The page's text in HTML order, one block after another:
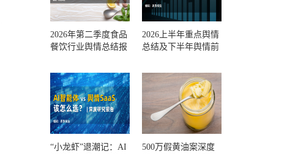
2026年第二季度食品
餐饮行业舆情总结报
测
2026上半年重点舆情
总结及下半年舆情前
“小龙虾”退潮记：AI
500万假黄油案深度